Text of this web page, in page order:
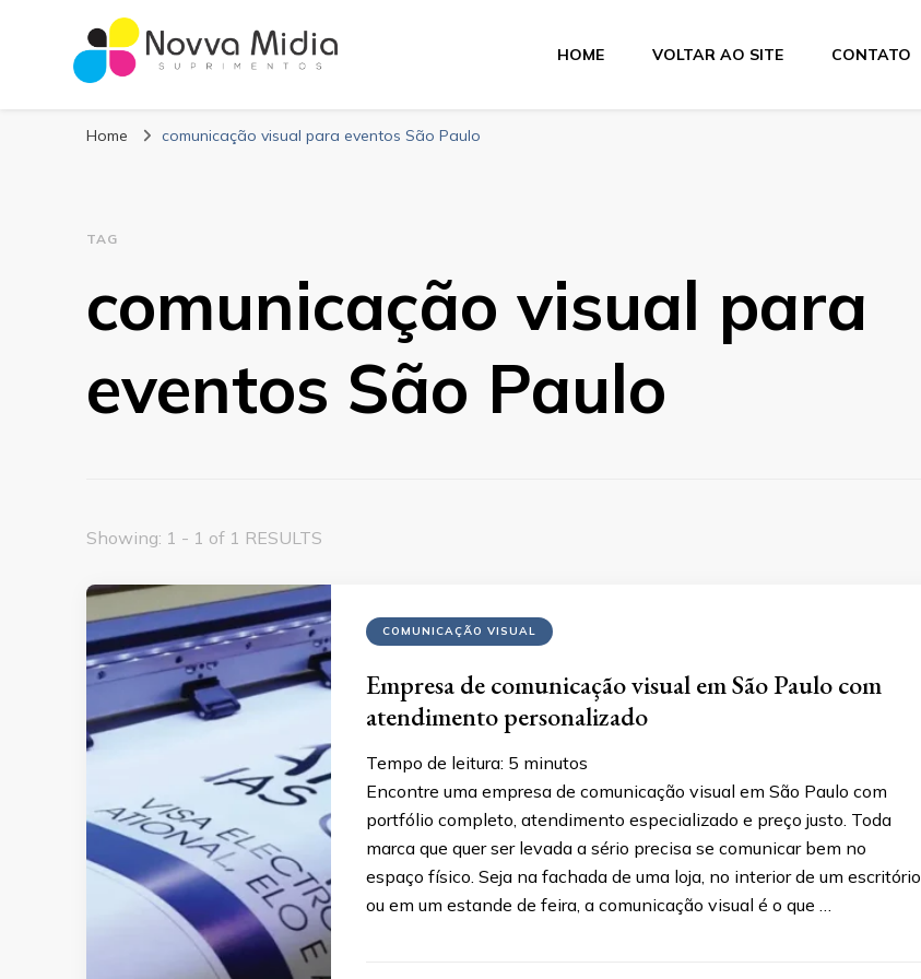
Blog Novva Midia Suprimentos
HOME VOLTAR AO SITE CONTATO
Home comunicação visual para eventos São Paulo
TAG
comunicação visual para
eventos São Paulo
Showing: 1 - 1 of 1 RESULTS
COMUNICAÇÃO VISUAL
Empresa de comunicação visual em São Paulo com
atendimento personalizado
Tempo de leitura: 5 minutos
Encontre uma empresa de comunicação visual em São Paulo com
portfólio completo, atendimento especializado e preço justo. Toda
marca que quer ser levada a sério precisa se comunicar bem no
espaço físico. Seja na fachada de uma loja, no interior de um escritório
ou em um estande de feira, a comunicação visual é o que …